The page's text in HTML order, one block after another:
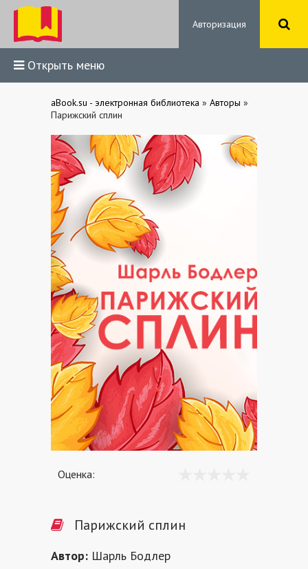
Авторизация
Открыть меню
aBook.su - электронная библиотека » Авторы »
Парижский сплин
Парижский сплин
Автор: Шарль Бодлер
Оценка: